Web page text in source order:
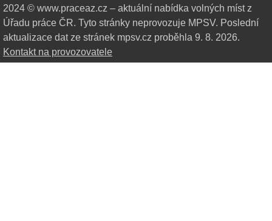
2024 © www.praceaz.cz – aktuální nabídka volných míst z
Úřadu práce ČR. Tyto stránky neprovozuje MPSV. Poslední
aktualizace dat ze stránek mpsv.cz proběhla 9. 8. 2026.
Kontakt na provozovatele